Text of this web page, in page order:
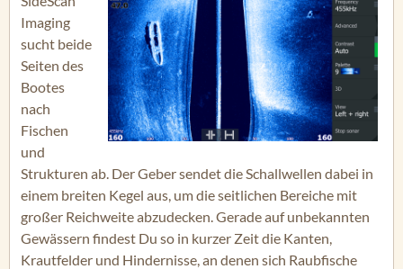
Imaging
sucht beide
Seiten des
Bootes
nach
Fischen
und
Strukturen ab. Der Geber sendet die Schallwellen dabei in
einem breiten Kegel aus, um die seitlichen Bereiche mit
großer Reichweite abzudecken. Gerade auf unbekannten
Gewässern findest Du so in kurzer Zeit die Kanten,
Krautfelder und Hindernisse, an denen sich Raubfische